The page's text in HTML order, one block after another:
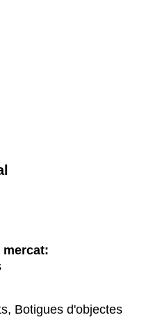
mercat:
Botigues d'objectes